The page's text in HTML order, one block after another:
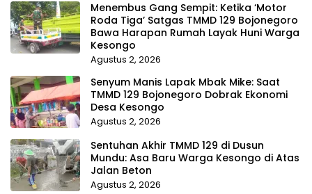
Menembus Gang Sempit: Ketika ‘Motor
Roda Tiga’ Satgas TMMD 129 Bojonegoro
Bawa Harapan Rumah Layak Huni Warga
Kesongo
Agustus 2, 2026
Senyum Manis Lapak Mbak Mike: Saat
TMMD 129 Bojonegoro Dobrak Ekonomi
Desa Kesongo
Agustus 2, 2026
Sentuhan Akhir TMMD 129 di Dusun
Mundu: Asa Baru Warga Kesongo di Atas
Jalan Beton
Agustus 2, 2026